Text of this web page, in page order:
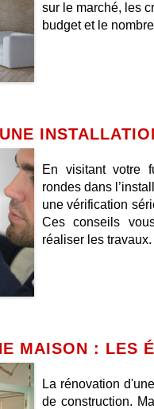
sur le marché, les
budget et le
En visitant votre
rondes dans
une vérification
Ces conseils
réaliser les
MAISON : LES
La rénovation
de construction.